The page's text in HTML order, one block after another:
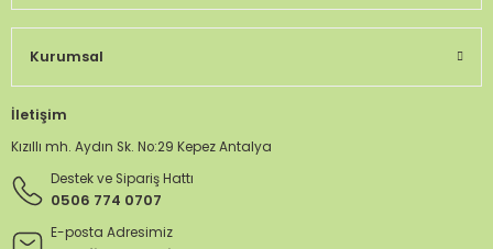
Kurumsal
İletişim
Kızıllı mh. Aydın Sk. No:29 Kepez Antalya
Destek ve Sipariş Hattı
0506 774 0707
E-posta Adresimiz